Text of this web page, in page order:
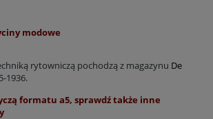
modowe
rytowniczą pochodzą z magazynu De
1936.
formatu a5, sprawdź także inne